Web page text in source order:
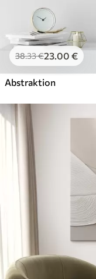
38.33€23.00 €
Abstraktion